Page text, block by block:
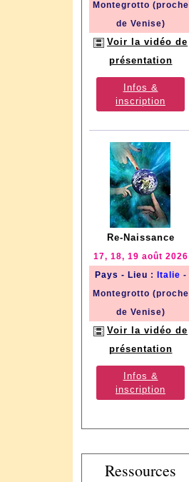
Montegrotto (proche
de Venise)
Voir la vidéo de
présentation
Infos &
inscription
Re-Naissance
17, 18, 19 août 2026
Pays - Lieu : Italie -
Montegrotto (proche
de Venise)
Voir la vidéo de
présentation
Infos &
inscription
Ressources